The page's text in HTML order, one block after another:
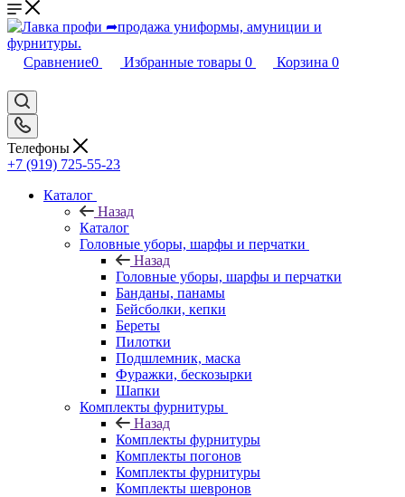
Сравнение0 Избранные товары 0 Корзина 0
Телефоны
+7 (919) 725-55-23
Каталог
Назад
Каталог
Головные уборы, шарфы и перчатки
Назад
Головные уборы, шарфы и перчатки
Банданы, панамы
Бейсболки, кепки
Береты
Пилотки
Подшлемник, маска
Фуражки, бескозырки
Шапки
Комплекты фурнитуры
Назад
Комплекты фурнитуры
Комплекты погонов
Комплекты фурнитуры
Комплекты шевронов